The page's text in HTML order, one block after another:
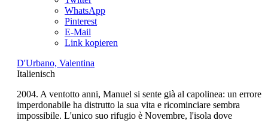
WhatsApp
Pinterest
E-Mail
Link kopieren
D'Urbano, Valentina
Italienisch
2004. A ventotto anni, Manuel si sente già al capolinea: un errore
imperdonabile ha distrutto la sua vita e ricominciare sembra
impossibile. L'unico suo rifugio è Novembre, l'isola dove